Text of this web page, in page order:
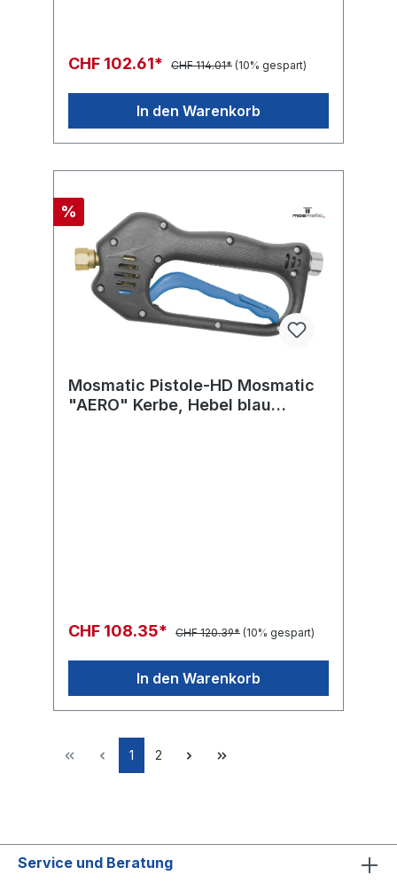
CHF 102.61* CHF 114.01* (10% gespart)
In den Warenkorb
%
Mosmatic Pistole-HD Mosmatic
"AERO" Kerbe, Hebel blau
CHF 108.35* CHF 120.39* (10% gespart)
In den Warenkorb
1 2
Service und Beratung